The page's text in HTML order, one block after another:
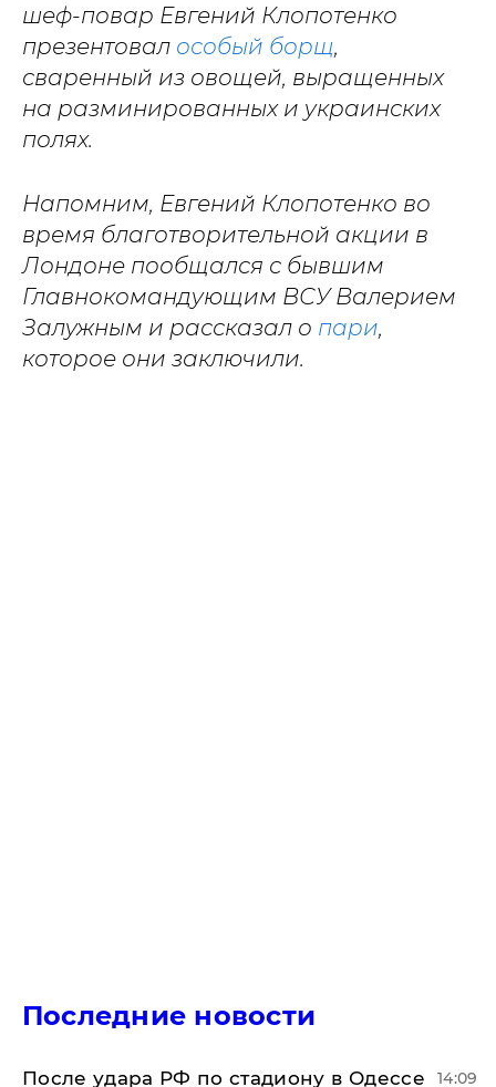
шеф-повар Евгений Клопотенко
презентовал особый борщ,
сваренный из овощей, выращенных
на разминированных и украинских
полях.
Напомним, Евгений Клопотенко во
время благотворительной акции в
Лондоне пообщался с бывшим
Главнокомандующим ВСУ Валерием
Залужным и рассказал о пари,
которое они заключили.
Последние новости
После удара РФ по стадиону в Одессе 14:09